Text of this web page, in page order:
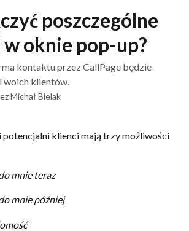
poszczególne
w oknie pop-up?
kontaktu przez CallPage będzie
klientów.
Michał Bielak
potencjalni klienci mają trzy możliwości
mnie teraz
mnie później